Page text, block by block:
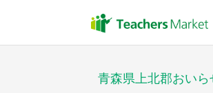
青森県上北郡おい
授業スタイル